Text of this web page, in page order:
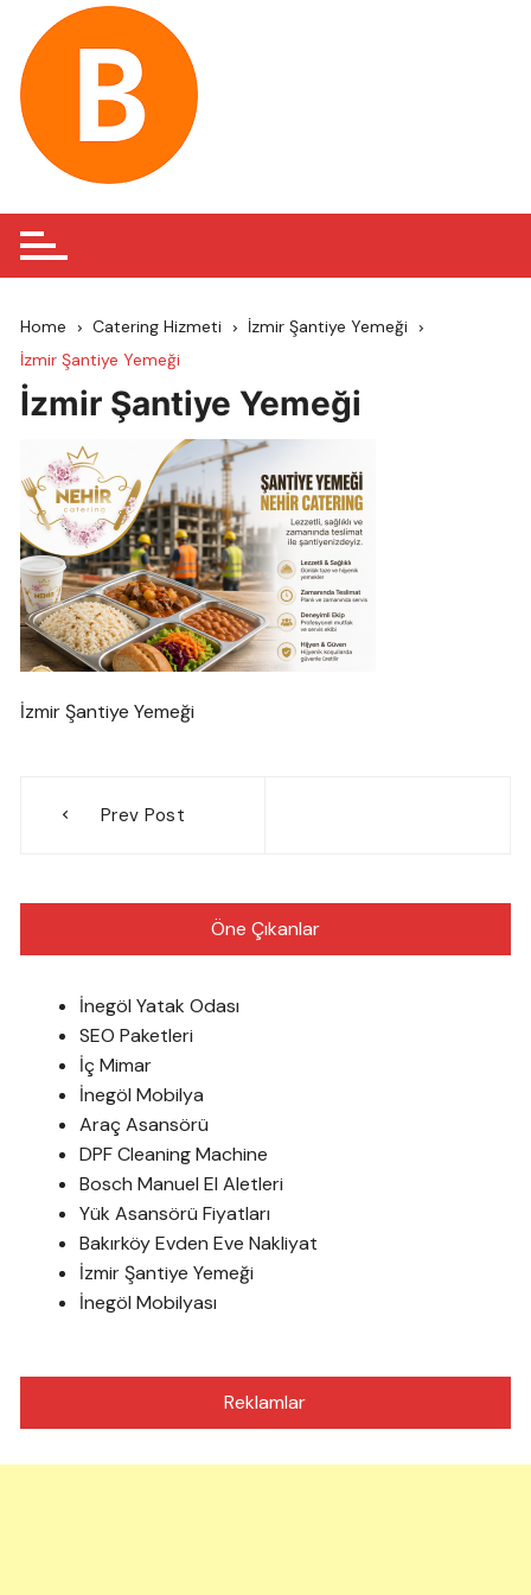
content
Home Catering Hizmeti
İzmir Şantiye Yemeği
İzmir Şantiye Yemeği
İzmir Şantiye Yemeği
İzmir Şantiye Yemeği
gezinmesi
Prev Post
Öne Çıkanlar
İnegöl Yatak Odası
SEO Paketleri
İç Mimar
İnegöl Mobilya
Araç Asansörü
DPF Cleaning Machine
Bosch Manuel El Aletleri
Yük Asansörü Fiyatları
Bakırköy Evden Eve Nakliyat
İzmir Şantiye Yemeği
İnegöl Mobilyası
Reklamlar